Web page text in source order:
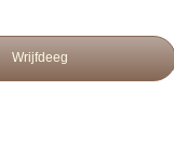
Wrijfdeeg